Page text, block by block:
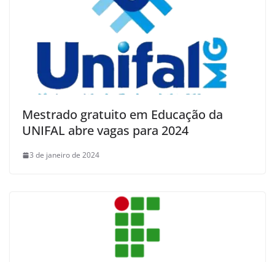
Mestrado gratuito em Educação da
UNIFAL abre vagas para 2024
3 de janeiro de 2024